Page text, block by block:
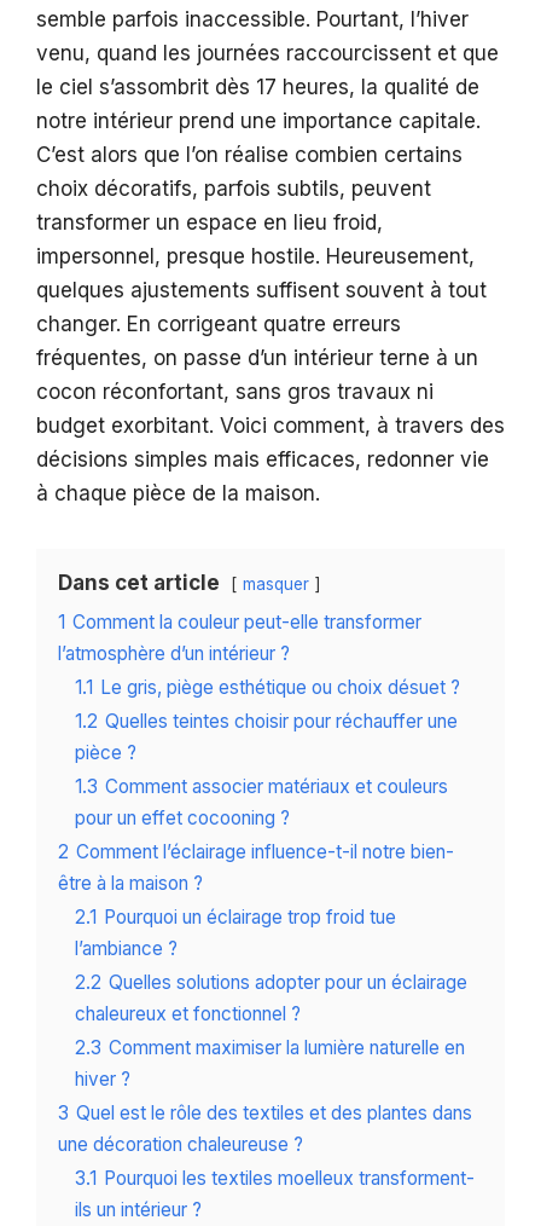
semble parfois inaccessible. Pourtant, l’hiver
venu, quand les journées raccourcissent et que
le ciel s’assombrit dès 17 heures, la qualité de
notre intérieur prend une importance capitale.
C’est alors que l’on réalise combien certains
choix décoratifs, parfois subtils, peuvent
transformer un espace en lieu froid,
impersonnel, presque hostile. Heureusement,
quelques ajustements suffisent souvent à tout
changer. En corrigeant quatre erreurs
fréquentes, on passe d’un intérieur terne à un
cocon réconfortant, sans gros travaux ni
budget exorbitant. Voici comment, à travers des
décisions simples mais efficaces, redonner vie
à chaque pièce de la maison.
Dans cet article masquer
1 Comment la couleur peut-elle transformer
l’atmosphère d’un intérieur ?
1.1 Le gris, piège esthétique ou choix désuet ?
1.2 Quelles teintes choisir pour réchauffer une
pièce ?
1.3 Comment associer matériaux et couleurs
pour un effet cocooning ?
2 Comment l’éclairage influence-t-il notre bien-
être à la maison ?
2.1 Pourquoi un éclairage trop froid tue
l’ambiance ?
2.2 Quelles solutions adopter pour un éclairage
chaleureux et fonctionnel ?
2.3 Comment maximiser la lumière naturelle en
hiver ?
3 Quel est le rôle des textiles et des plantes dans
une décoration chaleureuse ?
3.1 Pourquoi les textiles moelleux transforment-
ils un intérieur ?